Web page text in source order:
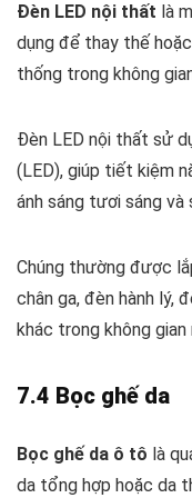
Đèn LED nội thất là
dụng để thay thế
thống trong không
Đèn LED nội thất sử
(LED), giúp tiết kiệm
ánh sáng tươi sáng và
Chúng thường được
chân ga, đèn hành lý,
khác trong không
7.4 Bọc ghế da
Bọc ghế da ô tô là
da tổng hợp hoặc da